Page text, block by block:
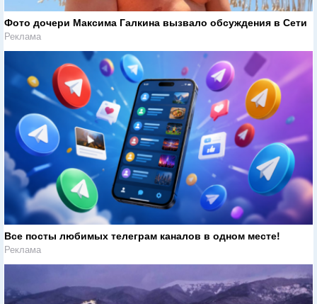
Фото дочери Максима Галкина вызвало обсуждения в Сети
Реклама
Все посты любимых телеграм каналов в одном месте!
Реклама